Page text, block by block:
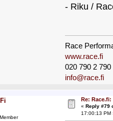
- Riku /
Race
www.race.fi
020 790 2 790
info@race.fi
Re:
« Reply #79
17:00:13 PM